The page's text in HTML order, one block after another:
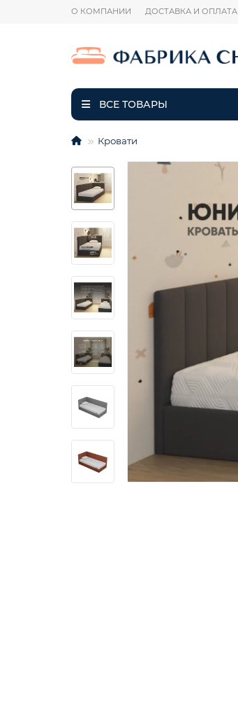
О КОМПАНИИ ДОСТАВКА И ОПЛАТА
ВСЕ ТОВАРЫ
Кровати